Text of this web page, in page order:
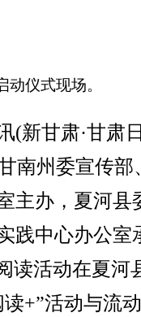
动仪式现场。
甘肃·甘肃
南州委宣传部
主办，夏河县
践中心办公室
读活动在夏河
+”活动与流